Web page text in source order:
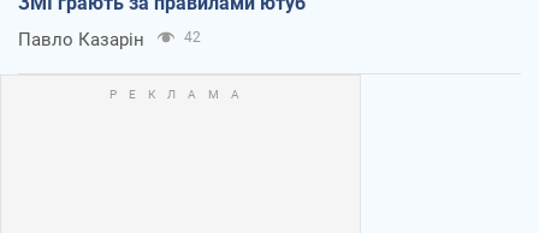
Павло Казарін 42